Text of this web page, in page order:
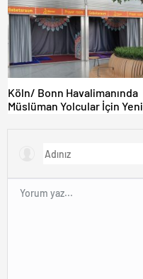
Köln/ Bonn Havalimanında
Müslüman Yolcular İçin Yeni